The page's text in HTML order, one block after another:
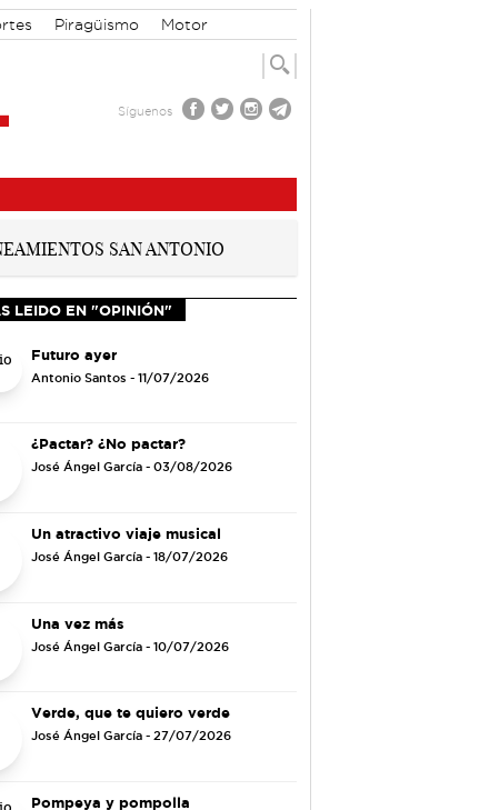
Piragüismo
Motor
Síguenos
LEIDO EN "OPINIÓN"
Futuro ayer
Antonio Santos - 11/07/2026
¿Pactar? ¿No pactar?
José Ángel García- 03/08/2026
Un atractivo viaje musical
José Ángel García- 18/07/2026
Una vez más
José Ángel García- 10/07/2026
Verde, que te quiero verde
José Ángel García- 27/07/2026
Pompeya y pompolla